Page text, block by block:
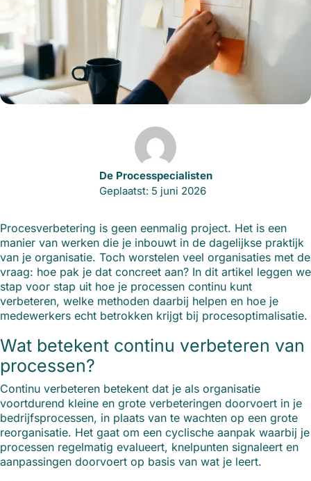
De Processpecialisten
Geplaatst: 5 juni 2026
Procesverbetering is geen eenmalig project. Het is een
manier van werken die je inbouwt in de dagelijkse praktijk
van je organisatie. Toch worstelen veel organisaties met de
vraag: hoe pak je dat concreet aan? In dit artikel leggen we
stap voor stap uit hoe je processen continu kunt
verbeteren, welke methoden daarbij helpen en hoe je
medewerkers echt betrokken krijgt bij procesoptimalisatie.
Wat betekent continu verbeteren van
processen?
Continu verbeteren betekent dat je als organisatie
voortdurend kleine en grote verbeteringen doorvoert in je
bedrijfsprocessen, in plaats van te wachten op een grote
reorganisatie. Het gaat om een cyclische aanpak waarbij je
processen regelmatig evalueert, knelpunten signaleert en
aanpassingen doorvoert op basis van wat je leert.